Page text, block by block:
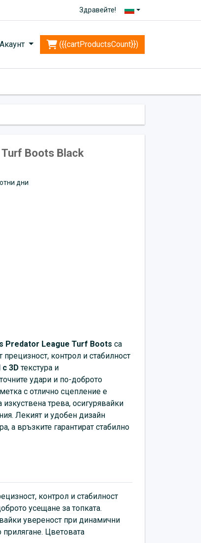
Здравейте!
({{cartProductsCount}})
Boots Black
дни
Predator League Turf Boots са
прецизност, контрол и стабилност
с 3Dтекстура и
удари и по-доброто
с отлично сцепление е
трева, осигурявайки
Лекият и удобен дизайн
а връзките гарантират стабилно
придава модерен и впечатляващ
контрол и стабилност
усещане за топката.
увереност при динамични
Цветовата